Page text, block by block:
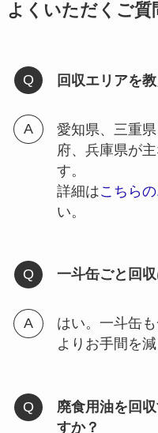
よくいただくご質
回収エリアを
愛知県、三重
府、兵庫県が
す。
詳細はこちら
い。
一斗缶ごと回
はい。一斗缶
よりお手間を減
廃食用油を回
すか？